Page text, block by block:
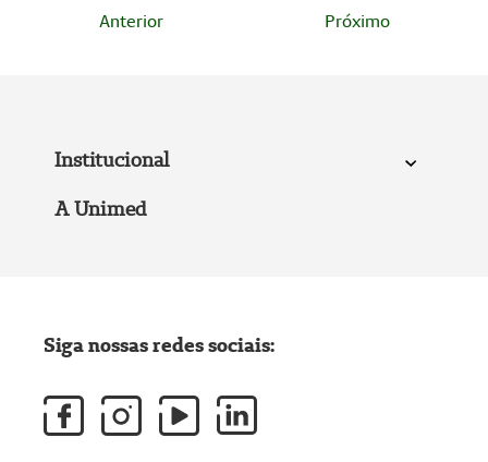
Anterior Próximo
Institucional
A Unimed
Siga nossas redes sociais: